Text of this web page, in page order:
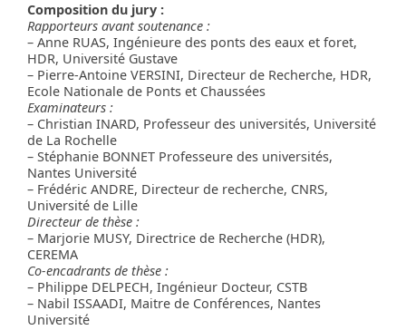
Composition du jury :
Rapporteurs avant soutenance :
– Anne RUAS, Ingénieure des ponts des eaux et foret,
HDR, Université Gustave
– Pierre-Antoine VERSINI, Directeur de Recherche, HDR,
Ecole Nationale de Ponts et Chaussées
Examinateurs :
– Christian INARD, Professeur des universités, Université
de La Rochelle
– Stéphanie BONNET Professeure des universités,
Nantes Université
– Frédéric ANDRE, Directeur de recherche, CNRS,
Université de Lille
Directeur de thèse :
– Marjorie MUSY, Directrice de Recherche (HDR),
CEREMA
Co-encadrants de thèse :
– Philippe DELPECH, Ingénieur Docteur, CSTB
– Nabil ISSAADI, Maitre de Conférences, Nantes
Université